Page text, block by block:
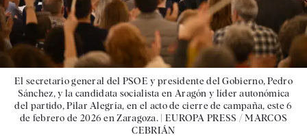
El secretario general del PSOE y presidente del Gobierno, Pedro
Sánchez, y la candidata socialista en Aragón y líder autonómica
del partido, Pilar Alegría, en el acto de cierre de campaña, este 6
de febrero de 2026 en Zaragoza. | EUROPA PRESS / MARCOS
CEBRIÁN